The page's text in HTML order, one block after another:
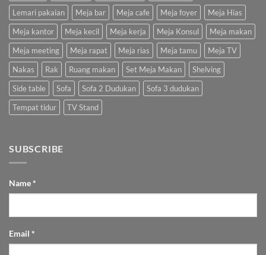
Lemari pakaian
Meja bar Meja cafe Meja foyer
Meja Hias
Meja kantor
Meja kecil Meja kerja Meja Konsul
Meja makan
Meja meeting
Meja rapat Meja rias Meja tamu
Meja TV
Nakas
Rak Ruang makan Set Meja Makan
Shelving
Side table
Sofa Sofa 2 Dudukan
Sofa 3 dudukan
Tempat tidur
TV Stand
SUBSCRIBE
Name*
Email *